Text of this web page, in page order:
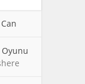
Can
Oyunu